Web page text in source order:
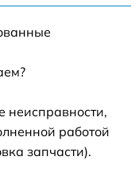
неисправности,
работой
запчасти).